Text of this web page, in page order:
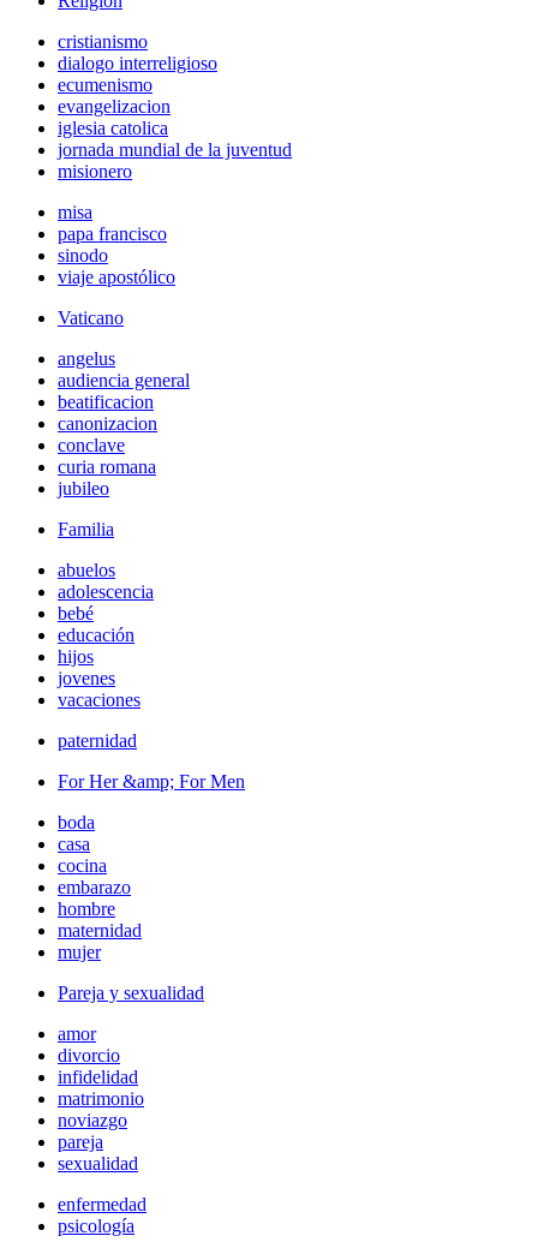
cristianismo
dialogo interreligioso
ecumenismo
evangelizacion
iglesia catolica
jornada mundial de la juventud
misionero
misa
papa francisco
sinodo
viaje apostólico
Vaticano
angelus
audiencia general
beatificacion
canonizacion
conclave
curia romana
jubileo
Familia
abuelos
adolescencia
bebé
educación
hijos
jovenes
vacaciones
paternidad
For Her &amp; For Men
boda
casa
cocina
embarazo
hombre
maternidad
mujer
Pareja y sexualidad
amor
divorcio
infidelidad
matrimonio
noviazgo
pareja
sexualidad
enfermedad
psicología